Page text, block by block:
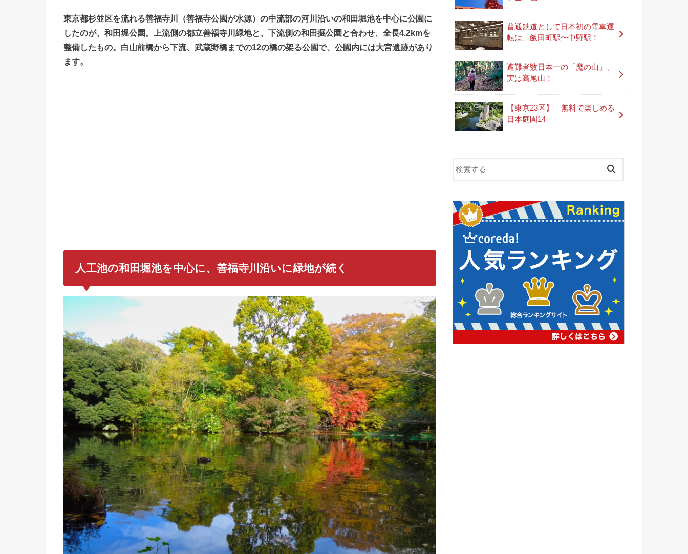
東京都杉並区を流れる善福寺川（善福寺公園が水源）の中流部の河川沿いの和田堀池を中心に公園に
したのが、和田堀公園。上流側の都立善福寺川緑地と、下流側の和田掘公園と合わせ、全長4.2kmを
整備したもの。白山前橋から下流、武蔵野橋までの12の橋の架る公園で、公園内には大宮遺跡があり
ます。
人工池の和田堀池を中心に、 善福寺川 沿いに緑地が続く
普通鉄道として日本初の電車運
転は、飯田町駅〜中野駅！
遭難者数日本一の「魔の山」、
実は高尾山！
【東京23区】 無料で楽しめる
日本庭園14